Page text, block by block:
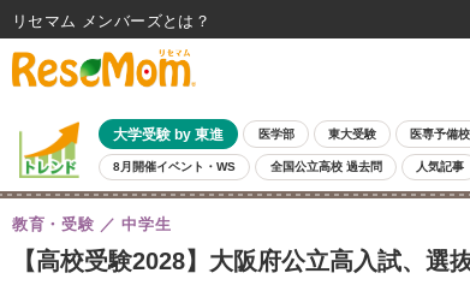
大学受験 by 東進 医学部 東大受験 医専予備
8月開催イベント・WS 全国公立高校 過去問 人気記事
【高校受験2028】大阪府公立高入試、
教育・受験 中学生
リセマム メンバーズ